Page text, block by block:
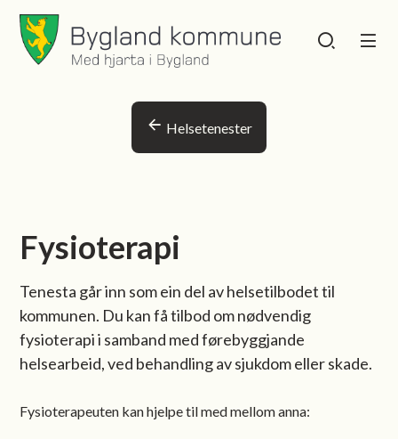
Bygland kommune
Helsetenester
Fysioterapi
Tenesta går inn som ein del av helsetilbodet til
kommunen. Du kan få tilbod om nødvendig
fysioterapi i samband med førebyggjande
helsearbeid, ved behandling av sjukdom eller skade.
Fysioterapeuten kan hjelpe til med mellom anna: